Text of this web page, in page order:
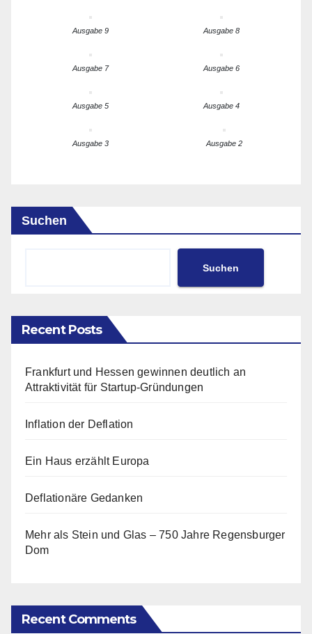
Ausgabe 9 Ausgabe 8
Ausgabe 7 Ausgabe 6
Ausgabe 5 Ausgabe 4
Ausgabe 3 Ausgabe 2
Suchen
Suchen
Recent Posts
Frankfurt und Hessen gewinnen deutlich an
Attraktivität für Startup-Gründungen
Inflation der Deflation
Ein Haus erzählt Europa
Deflationäre Gedanken
Mehr als Stein und Glas – 750 Jahre Regensburger
Dom
Recent Comments